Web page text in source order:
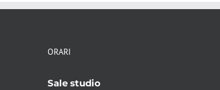
ORARI
Sale studio